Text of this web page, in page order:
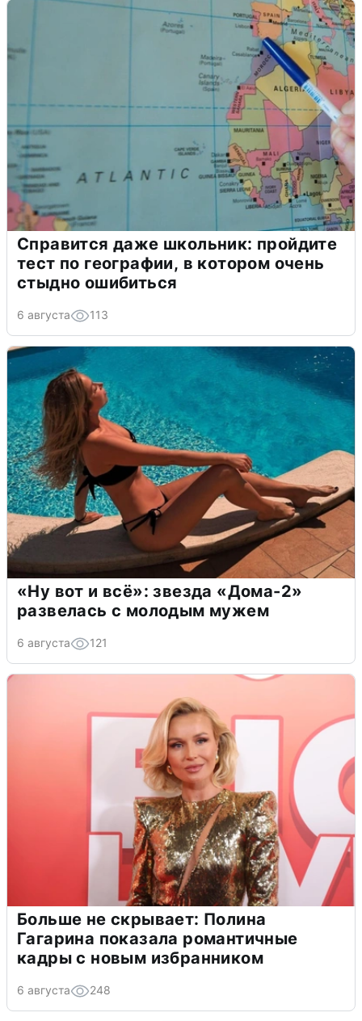
Справится даже школьник: пройдите
тест по географии, в котором очень
стыдно ошибиться
6 августа 113
«Ну вот и всё»: звезда «Дома-2»
развелась с молодым мужем
6 августа 121
Больше не скрывает: Полина
Гагарина показала романтичные
кадры с новым избранником
6 августа 248